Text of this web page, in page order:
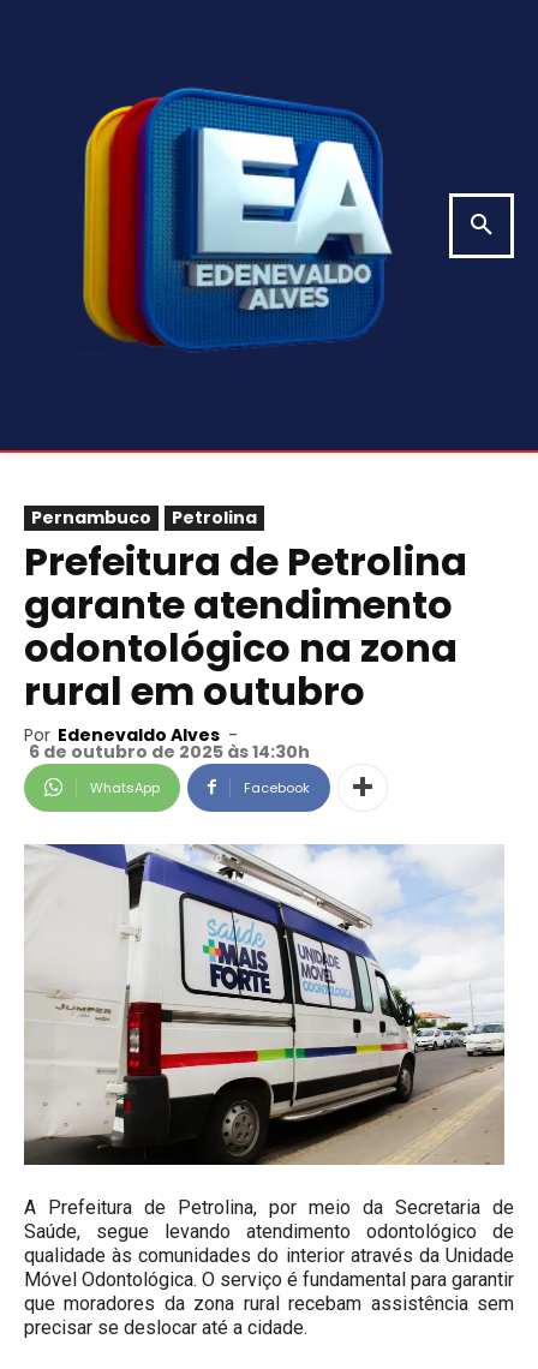
Pernambuco Petrolina
Prefeitura de Petrolina
garante atendimento
odontológico na zona
rural em outubro
Por Edenevaldo Alves -
6 de outubro de 2025 às 14:30h
WhatsApp Facebook
A Prefeitura de Petrolina, por meio da Secretaria de
Saúde, segue levando atendimento odontológico de
qualidade às comunidades do interior através da Unidade
Móvel Odontológica. O serviço é fundamental para garantir
que moradores da zona rural recebam assistência sem
precisar se deslocar até a cidade.